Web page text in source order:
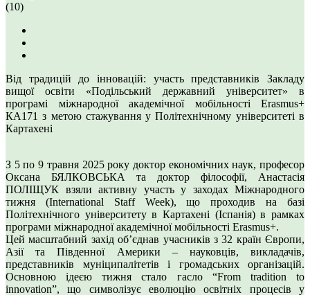
(10)
Від традицій до інновацій: участь представників Закладу
вищої освіти «Подільський державний університет» в
програмі міжнародної академічної мобільності Erasmus+
КА171 з метою стажування у Політехнічному університеті в
Картахені
З 5 по 9 травня 2025 року доктор економічних наук, професор
Оксана БЯЛКОВСЬКА та доктор філософії, Анастасія
ПОЛІЩУК взяли активну участь у заходах Міжнародного
тижня (International Staff Week), що проходив на базі
Політехнічного університету в Картахені (Іспанія) в рамках
програми міжнародної академічної мобільності Erasmus+.
Цей масштабний захід об’єднав учасників з 32 країн Європи,
Азії та Південної Америки – науковців, викладачів,
представників муніципалітетів і громадських організацій.
Основною ідеєю тижня стало гасло “From tradition to
innovation”, що символізує еволюцію освітніх процесів у